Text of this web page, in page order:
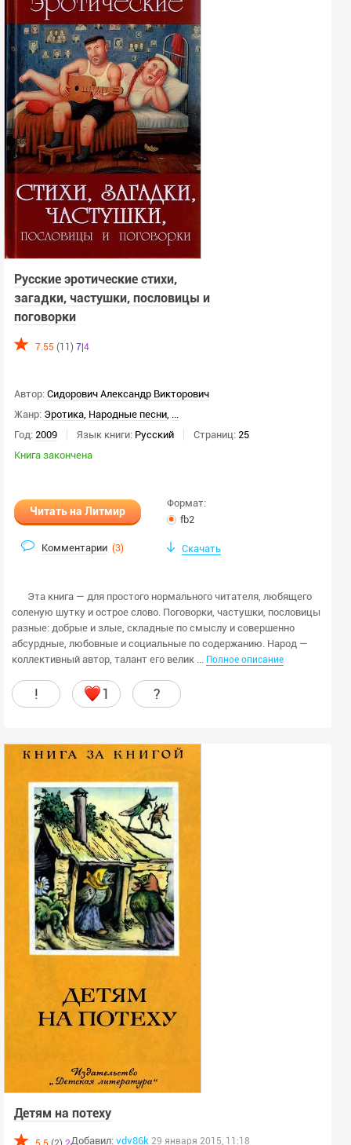
Русские эротические стихи,
загадки, частушки, пословицы и
поговорки
7.55 (11)7|4
Автор: Сидорович Александр Викторович
Жанр: Эротика Народные песни
Год: 2009 Язык книги: Русский Страниц: 25
Книга закончена
Читать на Литмир
Комментарии (3)
Формат:
fb2
Скачать
Эта книга — для простого нормального читателя, любящего
соленую шутку и острое слово. Поговорки, частушки, пословицы
разные: добрые и злые, складные по смыслу и совершенно
абсурдные, любовные и социальные по содержанию. Народ —
коллективный автор, талант его велик ...
Полное описание
! 1 ?
Детям на потеху
Добавил: vdv86k 29 января 2015, 11:18